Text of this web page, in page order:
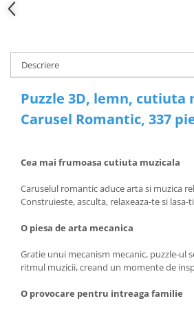
Descriere
Puzzle 3D, lemn, cutiuta
Carusel Romantic, 337
Cea mai frumoasa cutiuta muzicala
Caruselul romantic aduce arta si muzica
Construieste, asculta, relaxeaza-te si lasa-
O piesa de arta mecanica
Gratie unui mecanism mecanic, puzzle-ul
ritmul muzicii, creand un momente de
O provocare pentru intreaga familie